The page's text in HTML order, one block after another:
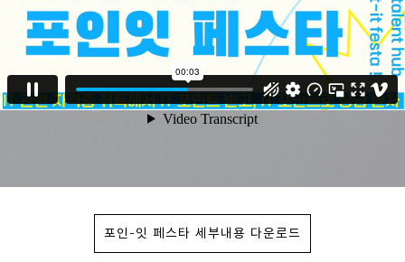
포인-잇 페스타 세부내용 다운로드